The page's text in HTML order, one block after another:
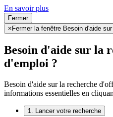
En savoir plus
Fermer
× Fermer la fenêtre Besoin d'aide
Besoin d'aide sur la
d'emploi ?
Besoin d'aide sur la recherche
informations essentielles en
1. Lancer votre recherche